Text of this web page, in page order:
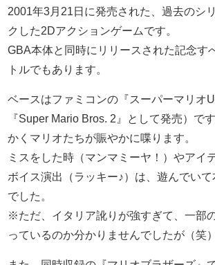
2001年3月21日に発売された、過去のシ
クした2Dアクションゲームです。
GBA本体と同時にリリースされた記念す
トルでもあります。
ベースはファミコンの『スーパーマリオ
『Super Mario Bros. 2』として発売）で
かくマリオたちが賑やかに喋ります。
ミスをした時（マンマミーヤ！）やアイ
ボイス演出（ラッキー♪）は、遊んでい
でした。
※ただ、イタリア訛りが強すぎて、一部
っているのか分かりませんでしたが（笑）